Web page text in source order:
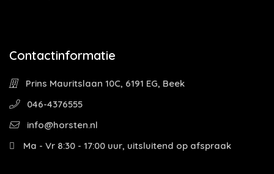
Contactinformatie
Prins Mauritslaan 10C, 6191 EG, Beek
046-4376555
info@horsten.nl
Ma - Vr 8:30 - 17:00 uur, uitsluitend op afspraak